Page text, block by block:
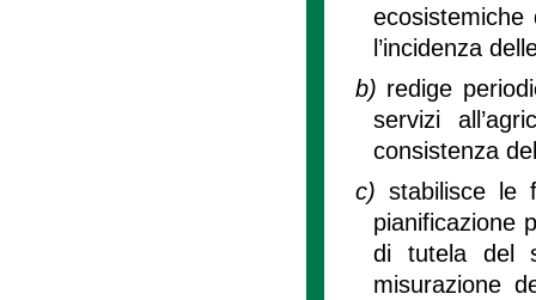
l’incidenza
b) redige
servizi
consistenza
c) stabilisce le
pianificazione
di tutela del
misurazione